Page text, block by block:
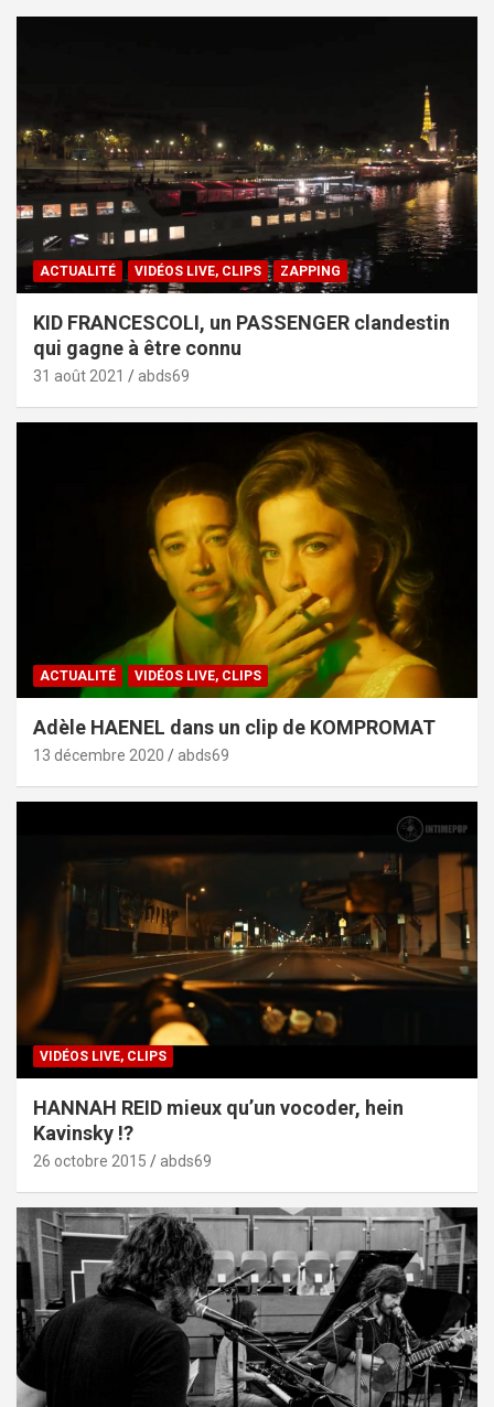
ACTUALITÉ VIDÉOS LIVE, CLIPS ZAPPING
KID FRANCESCOLI, un PASSENGER clandestin
qui gagne à être connu
31 août 2021 abds69
ACTUALITÉ VIDÉOS LIVE, CLIPS
Adèle HAENEL dans un clip de KOMPROMAT
13 décembre 2020 abds69
VIDÉOS LIVE, CLIPS
HANNAH REID mieux qu’un vocoder, hein
Kavinsky !?
26 octobre 2015 abds69